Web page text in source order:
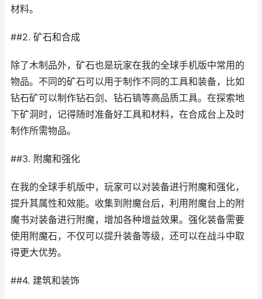
材料。
##2. 矿石和合成
除了木制品外，矿石也是玩家在我的全球手机版中常用的
物品。不同的矿石可以用于制作不同的工具和装备，比如
钻石矿可以制作钻石剑、钻石镐等高品质工具。在探索地
下矿洞时，记得随时准备好工具和材料，在合成台上及时
制作所需物品。
##3. 附魔和强化
在我的全球手机版中，玩家可以对装备进行附魔和强化，
提升其属性和效能。收集到附魔台后，利用附魔台上的附
魔书对装备进行附魔，增加各种增益效果。强化装备需要
使用附魔石，不仅可以提升装备等级，还可以在战斗中取
得更大优势。
##4. 建筑和装饰